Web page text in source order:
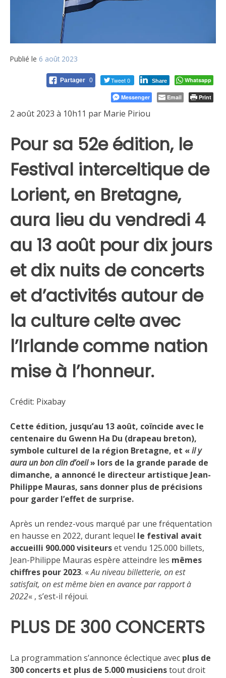
Publié le 6 août 2023
Partager 0 Tweet 0 Share Whatsapp
Messenger Email Print
2 août 2023 à 10h11 par Marie Piriou
Pour sa 52e édition, le
Festival interceltique de
Lorient, en Bretagne,
aura lieu du vendredi 4
au 13 août pour dix jours
et dix nuits de concerts
et d’activités autour de
la culture celte avec
l’Irlande comme nation
mise à l’honneur.
Crédit: Pixabay
Cette édition, jusqu’au 13 août, coïncide avec le
centenaire du Gwenn Ha Du (drapeau breton),
symbole culturel de la région Bretagne, et «il y
aura un bon clin d’oeil» lors de la grande parade de
dimanche, a annoncé le directeur artistique Jean-
Philippe Mauras, sans donner plus de précisions
pour garder l’effet de surprise.
Après un rendez-vous marqué par une fréquentation
en hausse en 2022, durant lequel le festival avait
accueilli 900.000 visiteurset vendu 125.000 billets,
Jean-Philippe Mauras espère atteindre les mêmes
chiffres pour 2023. «Au niveau billetterie, on est
satisfait, on est même bien en avance par rapport à
2022« , s’est-il réjoui.
PLUS DE 300 CONCERTS
La programmation s’annonce éclectique avec plus de
300 concerts et plus de 5.000 musicienstout droit